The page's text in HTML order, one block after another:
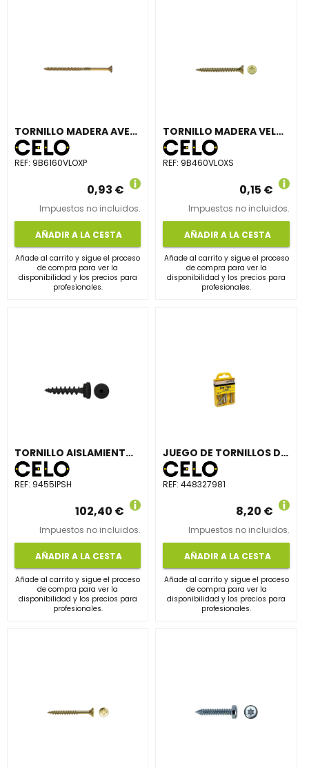
TORNILLO MADERA AVELLANADO VELOX POZI 6x160mm BICROMATADO
REF: 9B6160VLOXP
0,93 €
Impuestos no incluidos.
AÑADIR A LA CESTA
Añade al carrito y sigue el proceso
de compra para ver la
disponibilidad y los precios para
profesionales.
TORNILLO MADERA VELOX SIT 4x60mm BICROMATADO
REF: 9B460VLOXS
0,15 €
Impuestos no incluidos.
AÑADIR A LA CESTA
Añade al carrito y sigue el proceso
de compra para ver la
disponibilidad y los precios para
profesionales.
TORNILLO AISLAMIENTO IPS-H NEGRO (RAL 9017)
REF: 9455IPSH
102,40 €
Impuestos no incluidos.
AÑADIR A LA CESTA
Añade al carrito y sigue el proceso
de compra para ver la
disponibilidad y los precios para
profesionales.
JUEGO DE TORNILLOS DIN7981 4,8x32 CINCADO (60 UNIDADES)
REF:448327981
8,20 €
Impuestos no incluidos.
AÑADIR A LA CESTA
Añade al carrito y sigue el proceso
de compra para ver la
disponibilidad y los precios para
profesionales.